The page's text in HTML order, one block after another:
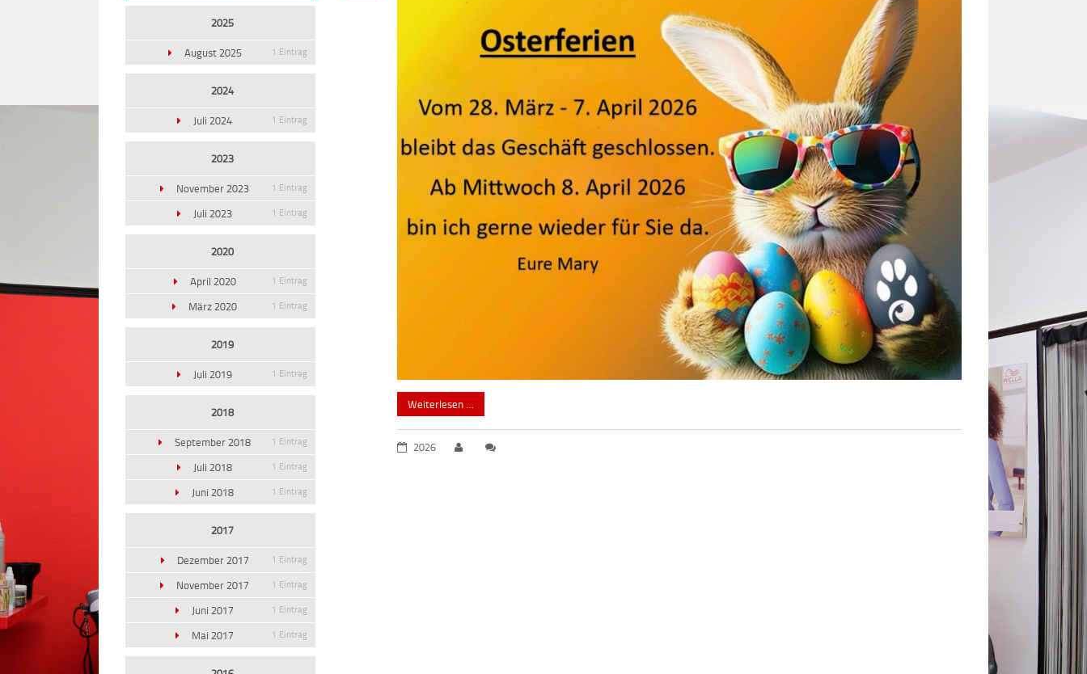
Weiterlesen …
2026
2025
August 2025 1 Eintrag
2024
Juli 2024 1 Eintrag
2023
November 2023 1 Eintrag
Juli 2023 1 Eintrag
2020
April 2020 1 Eintrag
März 2020 1 Eintrag
2019
Juli 2019 1 Eintrag
2018
September 2018 1 Eintrag
Juli 2018 1 Eintrag
Juni 2018 1 Eintrag
2017
Dezember 2017 1 Eintrag
November 2017 1 Eintrag
Juni 2017 1 Eintrag
Mai 2017 1 Eintrag